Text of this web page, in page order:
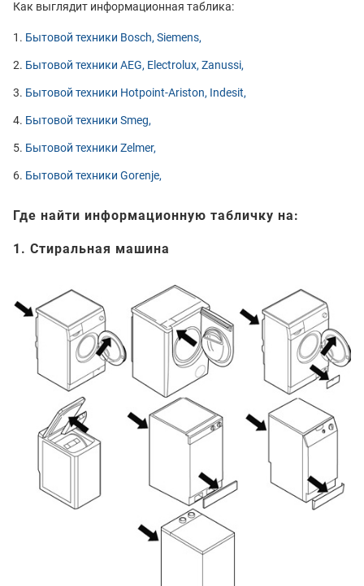
Как выглядит информационная таблика:
Бытовой техники Bosch, Siemens,
Бытовой техники AEG, Electrolux, Zanussi,
Бытовой техники Hotpoint-Ariston, Indesit,
Бытовой техники Smeg,
Бытовой техники Zelmer,
Бытовой техники Gorenje,
Где найти информационную табличку на:
1. Стиральная машина